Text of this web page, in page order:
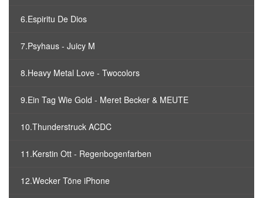
6.Espiritu De Dios
7.Psyhaus - Juicy M
8.Heavy Metal Love - Twocolors
9.Ein Tag Wie Gold - Meret Becker & MEUTE
10.Thunderstruck ACDC
11.Kerstin Ott - Regenbogenfarben
12.Wecker Töne iPhone